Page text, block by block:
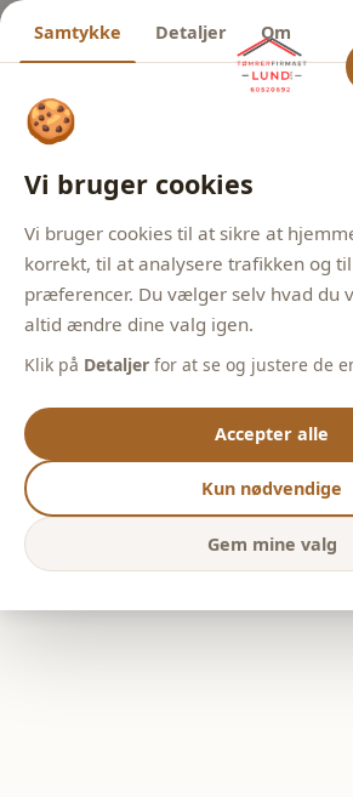
Samtykke Detaljer Om
🍪
Vi bruger cookies
Vi bruger cookies til at sikre at
korrekt, til at analysere trafikken og
præferencer. Du vælger selv hvad du
altid ændre dine valg igen.
Klik på Detaljer for at se og justere de
Accepter alle
Kun nødvendige
Gem mine valg